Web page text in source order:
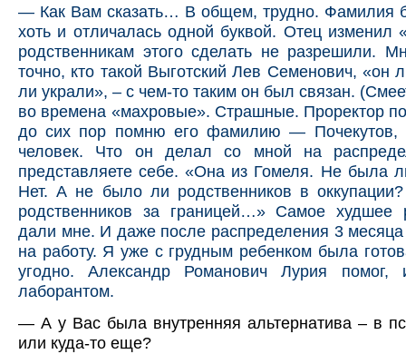
— Как Вам сказать… В общем, трудно. Фамилия
хоть и отличалась одной буквой. Отец изменил
родственникам этого сделать не разрешили.
точно, кто такой Выготский Лев Семенович, «он
ли украли», – с чем-то таким он был связан.
во времена «махровые». Страшные. Проректор
до сих пор помню его фамилию — Почекутов,
человек. Что он делал со мной на
представляете себе. «Она из Гомеля. Не была
Нет. А не было ли родственников в
родственников за границей…» Самое худшее
дали мне. И даже после распределения 3
на работу. Я уже с грудным ребенком была
угодно. Александр Романович Лурия
лаборантом.
— А у Вас была внутренняя альтернатива – в
или куда-то еще?